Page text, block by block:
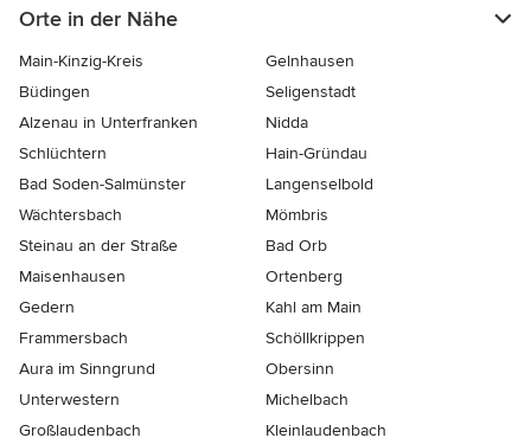
Orte in der Nähe
Main-Kinzig-Kreis
Gelnhausen
Büdingen
Seligenstadt
Alzenau in Unterfranken
Nidda
Schlüchtern
Hain-Gründau
Bad Soden-Salmünster
Langenselbold
Wächtersbach
Mömbris
Steinau an der Straße
Bad Orb
Maisenhausen
Ortenberg
Gedern
Kahl am Main
Frammersbach
Schöllkrippen
Aura im Sinngrund
Obersinn
Unterwestern
Michelbach
Großlaudenbach
Kleinlaudenbach